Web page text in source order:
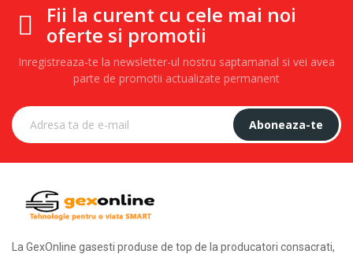
Fii la curent cu cele mai noi
oferte si promotii
Inregistreaza-te la newsletter-ul nostru saptamanal si vei avea
parte de promotii actualizate permanent
Aboneaza-te
La GexOnline gasesti produse de top de la producatori consacrati,